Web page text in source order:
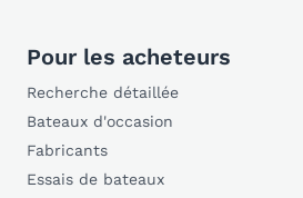
Pour les acheteurs
Recherche détaillée
Bateaux d'occasion
Fabricants
Essais de bateaux